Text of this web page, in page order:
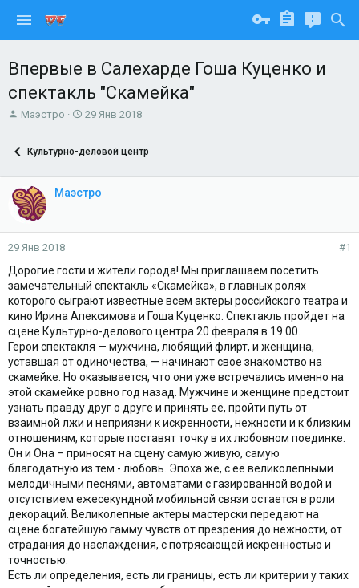
Впервые в Салехарде Гоша Куценко и
спектакль "Скамейка"
А
о
т
е
м
ы
Маэстро
Д
а
ч
л
29 Янв 2018
Культурно-деловой центр
Маэстро
29 Янв 2018 #1
Дорогие гости и жители города! Мы приглашаем посетить
замечательный спектакль «Скамейка», в главных ролях
которого сыграют известные всем актеры российского театра и
кино Ирина Апексимова и Гоша Куценко. Спектакль пройдет на
сцене Культурно-делового центра 20 февраля в 19.00.
Герои спектакля — мужчина, любящий флирт, и женщина,
уставшая от одиночества, — начинают свое знакомство на
скамейке. Но оказывается, что они уже встречались именно на
этой скамейке ровно год назад. Мужчине и женщине предстоит
узнать правду друг о друге и принять её, пройти путь от
взаимной лжи и неприязни к искренности, нежности и к близким
отношениям, которые поставят точку в их любовном поединке.
Он и Она – приносят на сцену самую живую, самую
благодатную из тем - любовь. Эпоха же, с её великолепными
мелодичными песнями, автоматами с газированной водой и
отсутствием ежесекундной мобильной связи остается в роли
декораций. Великолепные актеры мастерски передают на
сцене богатейшую гамму чувств от презрения до нежности, от
страдания до наслаждения, с потрясающей искренностью и
точностью.
Есть ли определения, есть ли границы, есть ли критерии у таких